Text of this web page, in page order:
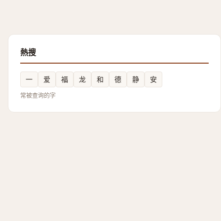
熱搜
一 爱 福 龙 和 德 静 安
常被查询的字